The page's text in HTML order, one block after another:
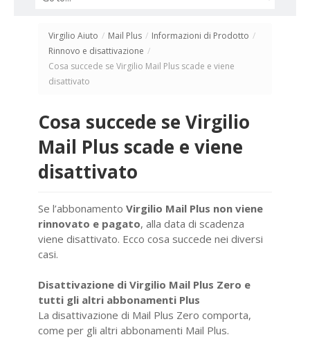
Virgilio Aiuto / Mail Plus / Informazioni di Prodotto /
Rinnovo e disattivazione /
Cosa succede se Virgilio Mail Plus scade e viene
disattivato
Cosa succede se Virgilio
Mail Plus scade e viene
disattivato
Se l’abbonamento Virgilio Mail Plus non viene
rinnovato e pagato, alla data di scadenza
viene disattivato. Ecco cosa succede nei diversi
casi.
Disattivazione di Virgilio Mail Plus Zero e
tutti gli altri abbonamenti Plus
La disattivazione di Mail Plus Zero comporta,
come per gli altri abbonamenti Mail Plus.